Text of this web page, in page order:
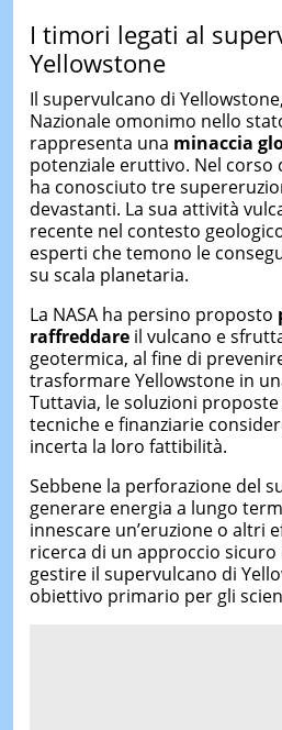
I timori legati al
Yellowstone
Il supervulcano di
Nazionale omonimo nello
rappresenta una minaccia
potenziale eruttivo. Nel corso
ha conosciuto tre
devastanti. La sua attività
recente nel contesto
esperti che temono le
su scala planetaria.
La NASA ha persino proposto
raffreddareil vulcano e
geotermica, al fine di
trasformare Yellowstone in
Tuttavia, le soluzioni
tecniche e finanziarie
incerta la loro fattibilità.
Sebbene la perforazione del
generare energia a lungo
innescare un’eruzione o altri
ricerca di un approccio sicuro
gestire il supervulcano di
obiettivo primario per gli